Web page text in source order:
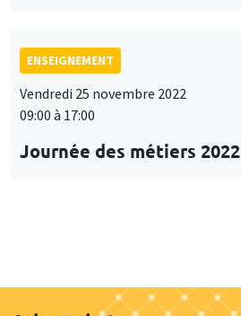
ENSEIGNEMENT
Vendredi 25 novembre 2022
09:00 à 17:00
Journée des métiers 2022